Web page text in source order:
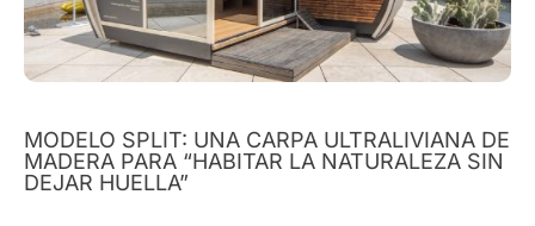
MODELO SPLIT: UNA CARPA ULTRALIVIANA DE
MADERA PARA “HABITAR LA NATURALEZA SIN
DEJAR HUELLA”